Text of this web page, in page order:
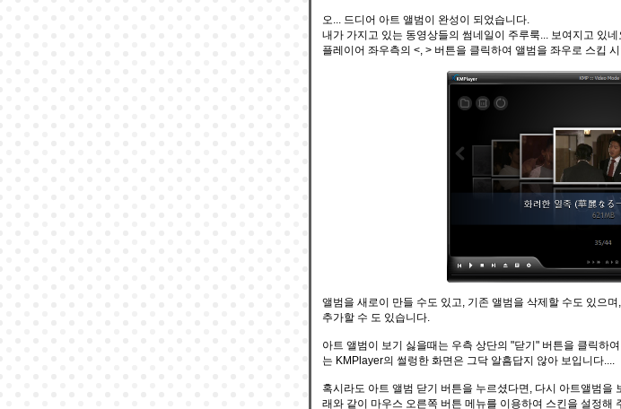
오... 드디어 아트 앨범이 완성이 되었습니다.
내가 가지고 있는 동영상들의 썸네일이 주루룩... 보여지고 있네
플레이어 좌우측의 <, > 버튼을 클릭하여 앨범을 좌우로 스킵
앨범을 새로이 만들 수도 있고, 기존 앨범을 삭제할 수도 있으
추가할 수 도 있습니다.
아트 앨범이 보기 싫을때는 우측 상단의 "닫기" 버튼을 클릭하
는 KMPlayer의 썰렁한 화면은 그닥 알흠답지 않아 보입니다....
혹시라도 아트 앨범 닫기 버튼을 누르셨다면, 다시 아트앨범을
래와 같이 마우스 오른쪽 버튼 메뉴를 이용하여 스킨을 설정해